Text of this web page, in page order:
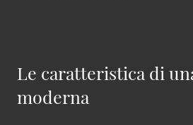
Le caratteristica di
moderna